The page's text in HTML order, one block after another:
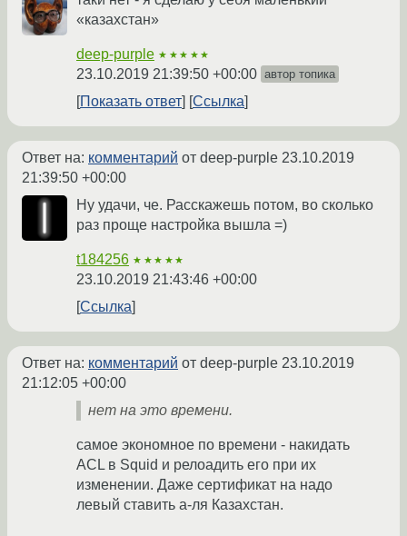
«казахстан»
deep-purple ★★★★★
23.10.2019 21:39:50 +00:00 автор топика
Показать ответ Ссылка
Ответ на: комментарий от deep-purple 23.10.2019
21:39:50 +00:00
Ну удачи, че. Расскажешь потом, во сколько
раз проще настройка вышла =)
t184256 ★★★★★
23.10.2019 21:43:46 +00:00
Ссылка
Ответ на: комментарий от deep-purple 23.10.2019
21:12:05 +00:00
нет на это времени.
самое экономное по времени - накидать
ACL в Squid и релоадить его при их
изменении. Даже сертификат на надо
левый ставить а-ля Казахстан.